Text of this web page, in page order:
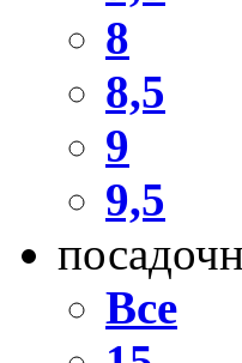
8
8,5
9
9,5
Все